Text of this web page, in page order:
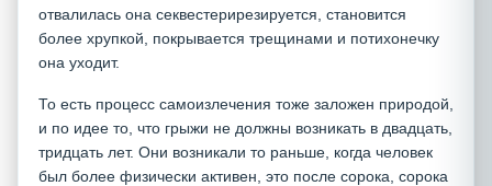
отвалилась она секвестерирезируется, становится
более хрупкой, покрывается трещинами и потихонечку
она уходит.
То есть процесс самоизлечения тоже заложен природой,
и по идее то, что грыжи не должны возникать в двадцать,
тридцать лет. Они возникали то раньше, когда человек
был более физически активен, это после сорока, сорока